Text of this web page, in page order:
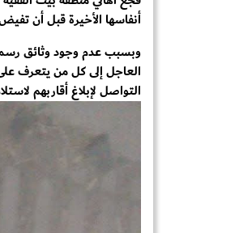
أنفاسها الأخيرة قبل أن
وبسبب عدم وجود وثائق
العاجل إلى كل من يتعرف
التواصل لإبلاغ أقاربهم